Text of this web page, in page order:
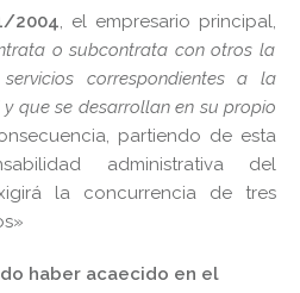
2004 , el empresario principal,
o subcontrata con otros la
correspondientes a la
que se desarrollan en su propio
partiendo de esta
administrativa del
la concurrencia de tres
haber acaecido en el